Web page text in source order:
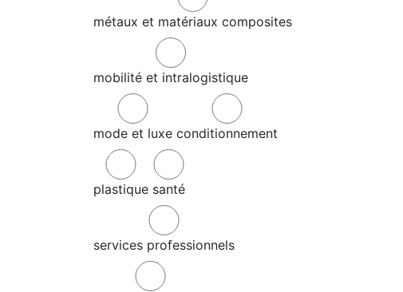
métaux et matériaux composites
mobilité et intralogistique
mode et luxe conditionnement
plastique santé
services professionnels